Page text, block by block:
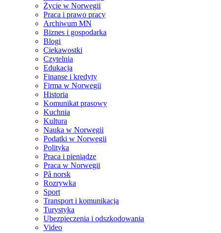
Życie w Norwegii
Praca i prawo pracy
Archiwum MN
Biznes i gospodarka
Blogi
Ciekawostki
Czytelnia
Edukacja
Finanse i kredyty
Firma w Norwegii
Historia
Komunikat prasowy
Kuchnia
Kultura
Nauka w Norwegii
Podatki w Norwegii
Polityka
Praca i pieniądze
Praca w Norwegii
På norsk
Rozrywka
Sport
Transport i komunikacja
Turystyka
Ubezpieczenia i odszkodowania
Video